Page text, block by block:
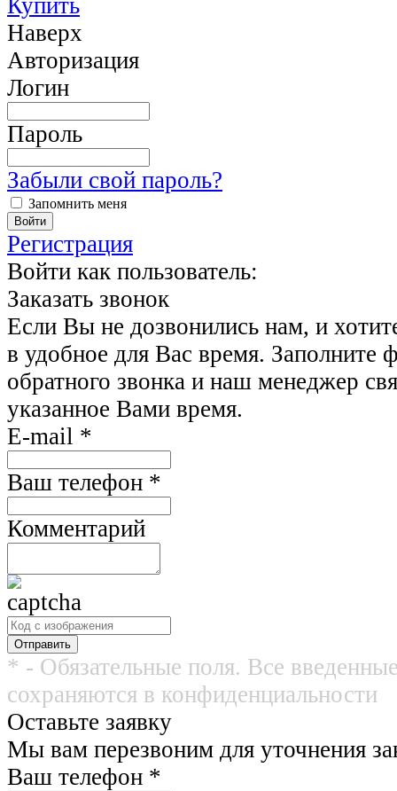
Наверх
Авторизация
Логин
Пароль
Забыли свой пароль?
Запомнить меня
Регистрация
Войти как пользователь:
Заказать звонок
Если Вы не дозвонились нам, и
в удобное для Вас время. Заполните
обратного звонка и наш менеджер
указанное Вами время.
E-mail *
Ваш телефон *
Комментарий
* - Обязательные поля. Все
сохраняются в конфиденциальности
Оставьте заявку
Мы вам перезвоним для уточнения
Ваш телефон *